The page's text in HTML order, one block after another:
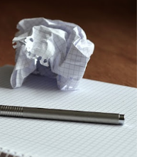
SOCIAL MEDIA AFFECT
Facebook 実験 ソーシャ
・オブ・ライフに影響を与
報告書をダウンロードする
９４％のユーザーが
いて、７８％が日に３０分か
いこと」をポストしたがっ